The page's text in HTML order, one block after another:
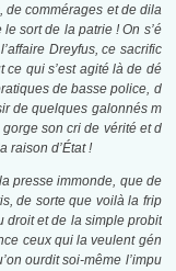
de commérages et de dila
sort de la patrie ! On s’é
Dreyfus, ce sacrific
ce qui s’est agité là de dé
de basse police, d
de quelques galonnés m
son cri de vérité et d
raison d’État !
presse immonde, que de
de sorte que voilà la frip
droit et de la simple probit
ceux qui la veulent gén
ourdit soi-même l’impu